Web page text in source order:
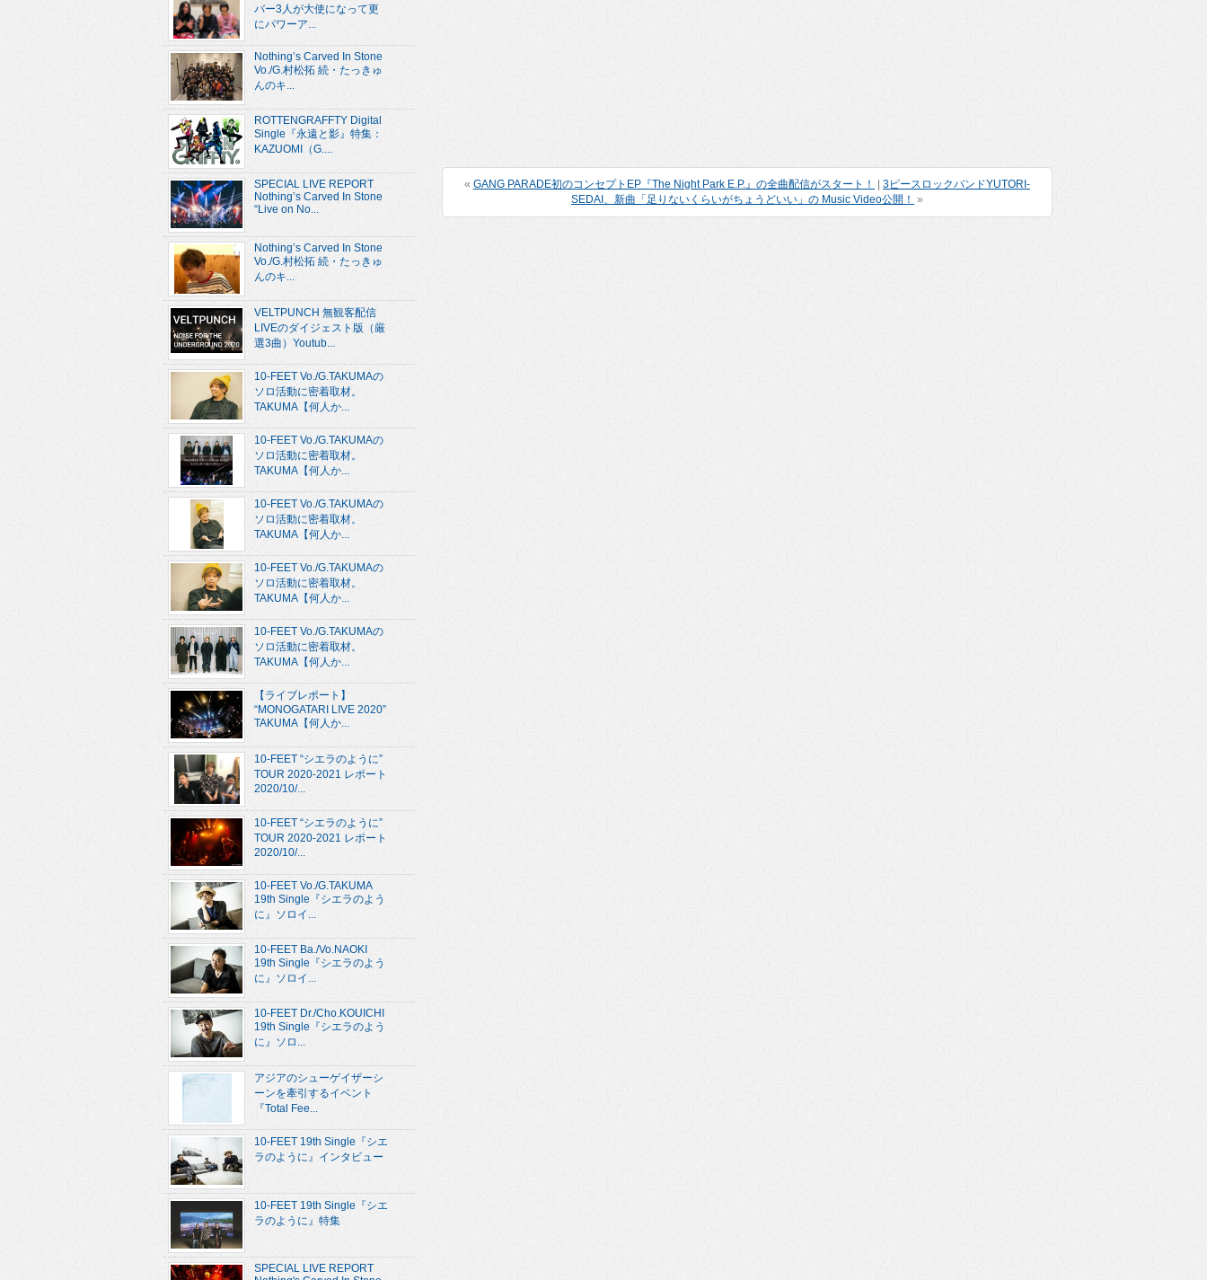
« GANG PARADE初のコンセプトEP『The Night Park E.P.』の全曲配信がスタート！
3ピースロックバンドYUTORI-
SEDAI、新曲「足りないくらいがちょうどいい」の Music Video公開！ »
バー3人が大使になって更
にパワーア...
Nothing’s Carved In Stone
Vo./G.村松拓 続・たっきゅ
んのキ...
ROTTENGRAFFTY Digital
Single『永遠と影』特集：
KAZUOMI（G....
SPECIAL LIVE REPORT
Nothing’s Carved In Stone
“Live on No...
Nothing’s Carved In Stone
Vo./G.村松拓 続・たっきゅ
んのキ...
VELTPUNCH 無観客配信
LIVEのダイジェスト版（厳
選3曲）Youtub...
10-FEET Vo./G.TAKUMAの
ソロ活動に密着取材。
TAKUMA【何人か...
10-FEET Vo./G.TAKUMAの
ソロ活動に密着取材。
TAKUMA【何人か...
10-FEET Vo./G.TAKUMAの
ソロ活動に密着取材。
TAKUMA【何人か...
10-FEET Vo./G.TAKUMAの
ソロ活動に密着取材。
TAKUMA【何人か...
10-FEET Vo./G.TAKUMAの
ソロ活動に密着取材。
TAKUMA【何人か...
【ライブレポート】
“MONOGATARI LIVE 2020”
TAKUMA【何人か...
10-FEET “シエラのように”
TOUR 2020-2021 レポート
2020/10/...
10-FEET “シエラのように”
TOUR 2020-2021 レポート
2020/10/...
10-FEET Vo./G.TAKUMA
19th Single『シエラのよう
に』ソロイ...
10-FEET Ba./Vo.NAOKI
19th Single『シエラのよう
に』ソロイ...
10-FEET Dr./Cho.KOUICHI
19th Single『シエラのよう
に』ソロ...
アジアのシューゲイザーシ
ーンを牽引するイベント
『Total Fee...
10-FEET 19th Single『シエ
ラのように』インタビュー
10-FEET 19th Single『シエ
ラのように』特集
SPECIAL LIVE REPORT